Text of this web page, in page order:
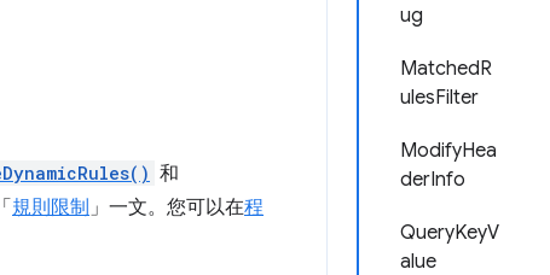
ug
MatchedR
ulesFilter
ModifyHea
derInfo
QueryKeyV
alue
和
規則限制 」一文。您可以在程